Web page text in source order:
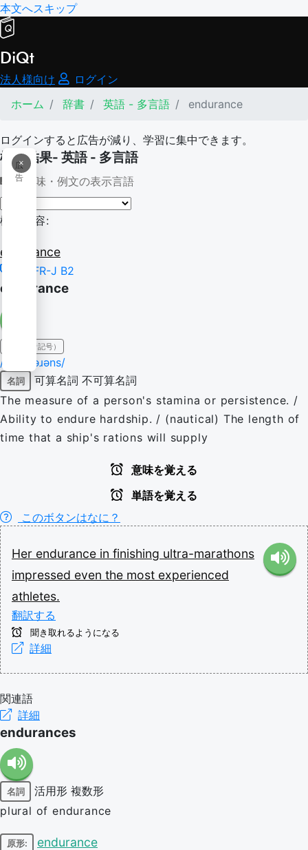
本文へスキップ
DiQt
法人様向け
ログイン
ホーム
辞書 英語 - 多言語 endurance
ログインすると広告が減り、学習に集中できます。
×
広
告
検索結果- 英語 - 多言語
意味・例文の表示言語
検索内容:
endurance
CEFR-J B2
endurance
IPA（発音記号）
/ɪnˈdjʊəɹəns/
名詞 可算名詞 不可算名詞
The measure of a person's stamina or persistence. /
Ability to endure hardship. / (nautical) The length of
time that a ship's rations will supply
意味を覚える
単語を覚える
このボタンはなに？
Her endurance in finishing ultra-marathons
impressed even the most experienced
athletes.
翻訳する
聞き取れるようになる
詳細
関連語
詳細
endurances
名詞 活用形 複数形
plural of endurance
原形: endurance